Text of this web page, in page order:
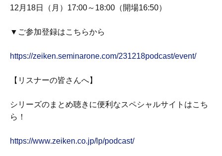
12月18日（月）17:00～18:00（開場16:50）
▼ご参加登録はこちらから
https://zeiken.seminarone.com/231218podcast/event/
【リスナーの皆さんへ】
シリーズのまとめ聴きに便利なスペシャルサイトはこち
ら！
https://www.zeiken.co.jp/lp/podcast/